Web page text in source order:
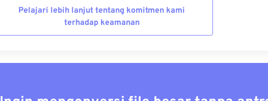
Pelajari lebih lanjut tentang komitmen kami
terhadap keamanan